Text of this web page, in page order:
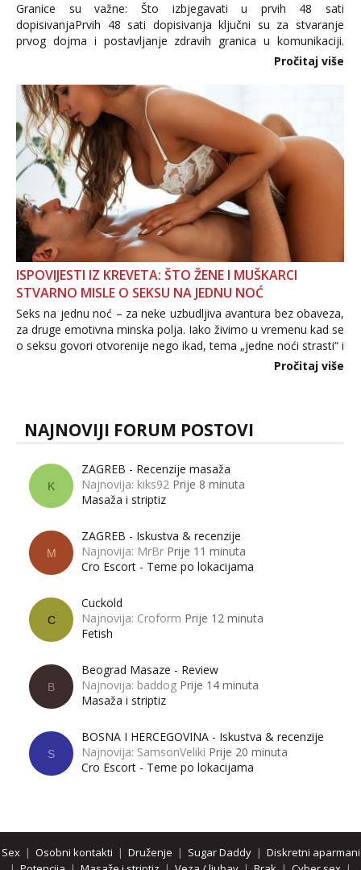
Granice su važne: Što izbjegavati u prvih 48 sati
dopisivanjaPrvih 48 sati dopisivanja ključni su za stvaranje
prvog dojma i postavljanje zdravih granica u komunikaciji.
Važno je izbjeći prebrzo otkrivanje osobnih ili intimnih
informacija, jer nepoznata osoba još nije zaslužila to
povjerenje. Takođe...
Pročitaj više
ISPOVIJESTI IZ KREVETA: ŠTO ŽENE I MUŠKARCI
STVARNO MISLE O SEKSU NA JEDNU NOĆ
Seks na jednu noć – za neke uzbudljiva avantura bez obaveza,
za druge emotivna minska polja. Iako živimo u vremenu kad se
o seksu govori otvorenije nego ikad, tema „jedne noći strasti“ i
dalje izaziva burne rasprave. Što zapravo misle žene, a što
Pročitaj više
NAJNOVIJI FORUM POSTOVI
K
ZAGREB - Recenzije masaža
Najnovija: kiks92 Prije 8 minuta
Masaža i striptiz
M
ZAGREB - Iskustva & recenzije
Najnovija: MrBr Prije 11 minuta
Cro Escort - Teme po lokacijama
C
Cuckold
Najnovija: Croform Prije 12 minuta
Fetish
B
Beograd Masaze - Review
Najnovija: baddog Prije 14 minuta
Masaža i striptiz
S
BOSNA I HERCEGOVINA - Iskustva & recenzije
Najnovija: SamsonVeliki Prije 20 minuta
Cro Escort - Teme po lokacijama
Sex| Osobni kontakti | Druženje | Sugar Daddy| Diskretni aparmani